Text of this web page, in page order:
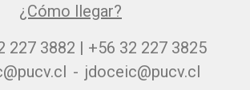
¿Cómo llegar?
227 3882 | +56 32 227 3825
- jdoceic@pucv.cl